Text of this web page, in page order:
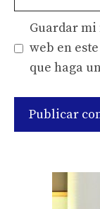
Guardar
web en
que haga